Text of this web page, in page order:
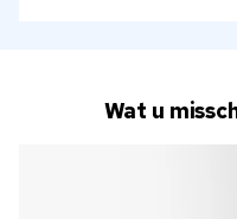
Wat u